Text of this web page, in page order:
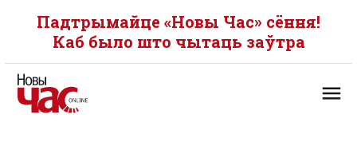
Падтрымайце «Новы Час» сёння!
Каб было што чытаць заўтра